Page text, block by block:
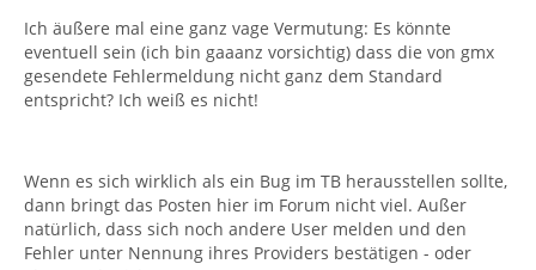
Ich äußere mal eine ganz vage Vermutung: Es könnte
eventuell sein (ich bin gaaanz vorsichtig) dass die von gmx
gesendete Fehlermeldung nicht ganz dem Standard
entspricht? Ich weiß es nicht!
Wenn es sich wirklich als ein Bug im TB herausstellen sollte,
dann bringt das Posten hier im Forum nicht viel. Außer
natürlich, dass sich noch andere User melden und den
Fehler unter Nennung ihres Providers bestätigen - oder